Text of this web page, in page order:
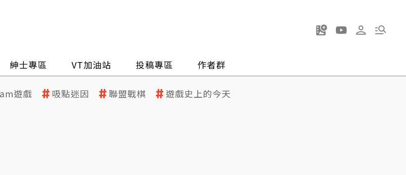
紳士專區 VT加油站 投稿專區 作者群
遊戲 吸點迷因 聯盟戰棋 遊戲史上的今天